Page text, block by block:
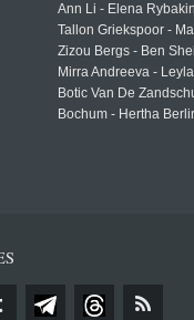
Ann Li - Elena
Tallon Griekspoor -
Zizou Bergs - Ben
Mirra Andreeva -
Botic Van De
Bochum - Hertha